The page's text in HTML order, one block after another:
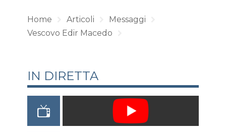
Home Articoli
Messaggi
Vescovo Edir Macedo
IN DIRETTA